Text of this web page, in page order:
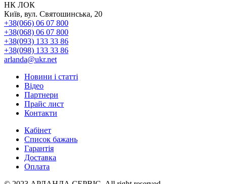
НК ЛОК
Київ, вул. Святошинська, 20
+38(066) 06 07 800
+38(068) 06 07 800
+38(093) 133 33 86
+38(098) 133 33 86
arlanda@ukr.net
Новини і статті
Відео
Партнери
Прайс лист
Контакти
Кабінет
Список бажань
Гарантія
Доставка
Оплата